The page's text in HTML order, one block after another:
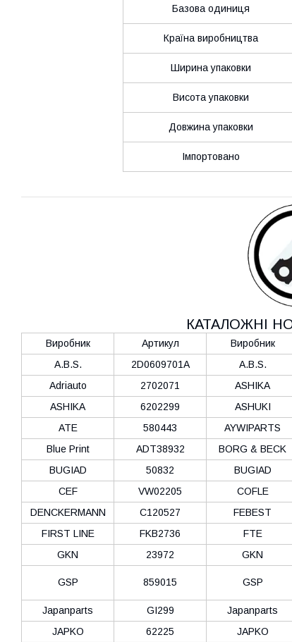
Базова одиниця
Країна виробництва
Ширина упаковки
Висота упаковки
Довжина упаковки
Імпортовано
КАТАЛОЖНІ
Виробник Артикул Виробник
A.B.S.
2D0609701A A.B.S.
Adriauto
2702071 ASHIKA
ASHIKA
6202299 ASHUKI
ATE
580443 AYWIPARTS
Blue Print
ADT38932 BORG & BECK
BUGIAD
50832 BUGIAD
CEF
VW02205 COFLE
DENCKERMANN
C120527 FEBEST
FIRST LINE
FKB2736 FTE
GKN
23972 GKN
GSP 859015 GSP
Japanparts GI299 Japanparts
JAPKO
62225 JAPKO